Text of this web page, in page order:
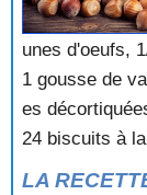
CHARLOTTE
CHARLOTTE
CHAUSSONS
CHEESE
CHOUX A LA
CHOUX A LA
CHRISTMAS
unes d'oeufs,
1 gousse de
es
24 biscuits à
LA